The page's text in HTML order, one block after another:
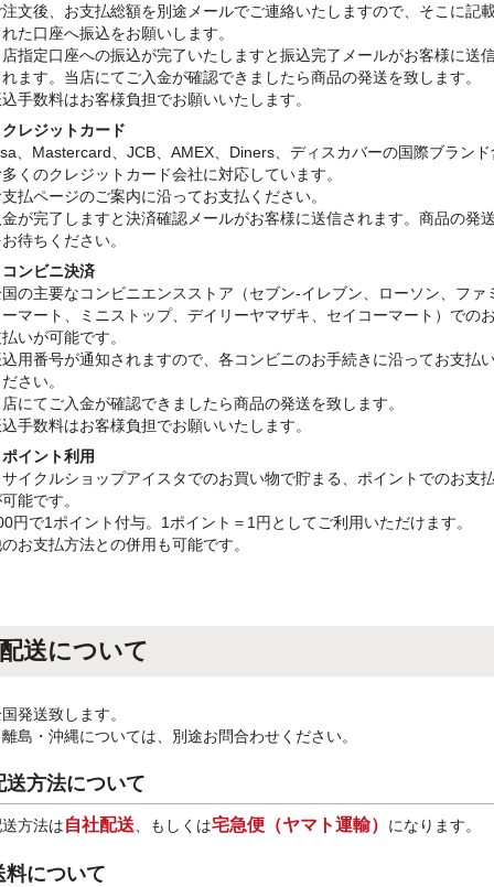
文後、お支払総額を別途メールでご連絡いたしますので、そこに記
た口座へ振込をお願いします。
指定口座への振込が完了いたしますと振込完了メールがお客様に送
ます。当店にてご入金が確認できましたら商品の発送を致します。
手数料はお客様負担でお願いいたします。
レジットカード
、Mastercard、JCB、AMEX、Diners、ディスカバーの国際ブランド
くのクレジットカード会社に対応しています。
払ページのご案内に沿ってお支払ください。
が完了しますと決済確認メールがお客様に送信されます。商品の発
待ちください。
ンビニ決済
の主要なコンビニエンスストア（セブン-イレブン、ローソン、ファ
マート、ミニストップ、デイリーヤマザキ、セイコーマート）での
いが可能です。
用番号が通知されますので、各コンビニのお手続きに沿ってお支払
さい。
にてご入金が確認できましたら商品の発送を致します。
手数料はお客様負担でお願いいたします。
イント利用
イクルショップアイスタでのお買い物で貯まる、ポイントでのお支
能です。
円で1ポイント付与。1ポイント＝1円としてご利用いただけます。
お支払方法との併用も可能です。
配送について
発送致します。
島・沖縄については、別途お問合わせください。
送方法について
方法は自社配送、もしくは宅急便（ヤマト運輸） になります。
料について